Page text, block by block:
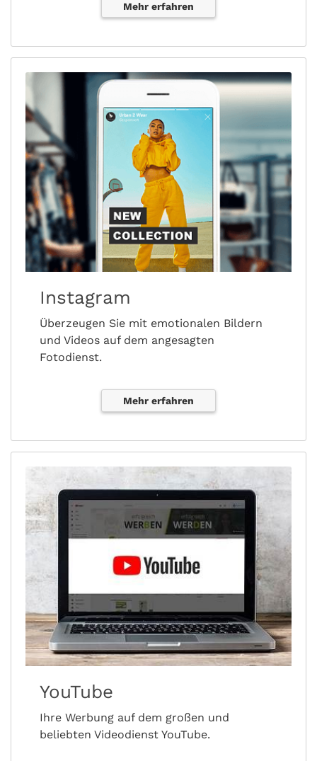
Mehr erfahren
Instagram
Überzeugen Sie mit emotionalen Bildern
und Videos auf dem angesagten
Fotodienst.
Mehr erfahren
YouTube
Ihre Werbung auf dem großen und
beliebten Videodienst YouTube.